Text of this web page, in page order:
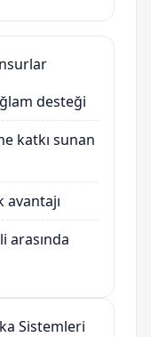
desteği
katkı sunan
arasında
Sistemleri